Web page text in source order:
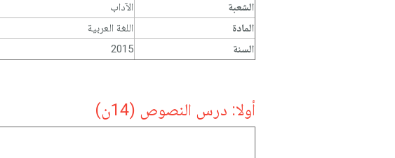
الشعبة الآداب
المادة
اللغة العربية
السنة
2015
أولا: درس النصوص (14ن)